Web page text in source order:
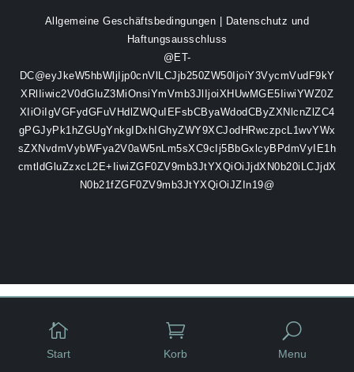

Start

Korb
U
Menu
Allgemeine Geschäftsbedingungen
Datenschutz und
Haftungsausschluss
@ET-
DC@eyJkeW5hbWljIjp0cnVlLCJjb250ZW50IjoiY3VycmVudF9kY
XRlIiwic2V0dGluZ3MiOnsiYmVmb3JlIjoiXHUwMGE5IiwiYWZ0Z
XIiOiIgVGFydGFuVHdlZWQuIEFsbCByaWdodCByZXNlcnZlZC4
gPGJyPk1hZGUgYnkgIDxhIGhyZWY9XCJodHRwczpcL1wvYWx
sZXNvdmVybWFya2V0aW5nLm5sXC9cIj5BbGxlcyBPdmVyIE1h
cmtldGluZzxcL2E+IiwiZGF0ZV9mb3JtYXQiOiJjdXN0b20iLCJjdX
N0b21fZGF0ZV9mb3JtYXQiOiJZIn19@